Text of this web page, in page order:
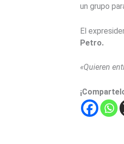
un grupo
El
Petro.
«Quieren